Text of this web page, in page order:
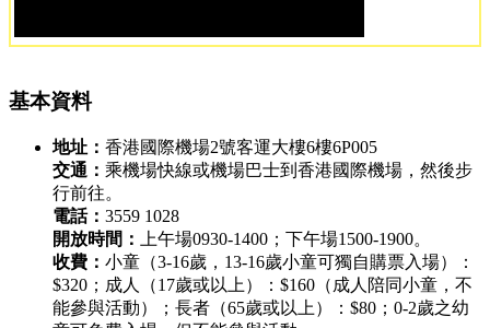
基本資料
地址： 香港國際機場2號客運大樓6樓6P005
交通： 乘機場快線或機場巴士到香港國際機場，然後步
行前往。
電話： 3559 1028
開放時間：
上午場0930-1400；下午場1500-1900。
收費： 小童（3-16歲，13-16歲小童可獨自購票入場）：
$320；成人（17歲或以上）：$160（成人陪同小童，不
能參與活動）；長者（65歲或以上）：$80；0-2歲之幼